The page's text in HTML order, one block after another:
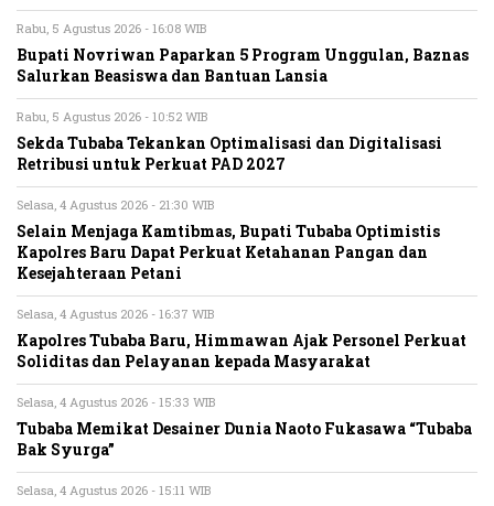
Rabu, 5 Agustus 2026 - 16:08 WIB
Bupati Novriwan Paparkan 5 Program Unggulan, Baznas
Salurkan Beasiswa dan Bantuan Lansia
Rabu, 5 Agustus 2026 - 10:52 WIB
Sekda Tubaba Tekankan Optimalisasi dan Digitalisasi
Retribusi untuk Perkuat PAD 2027
Selasa, 4 Agustus 2026 - 21:30 WIB
Selain Menjaga Kamtibmas, Bupati Tubaba Optimistis
Kapolres Baru Dapat Perkuat Ketahanan Pangan dan
Kesejahteraan Petani
Selasa, 4 Agustus 2026 - 16:37 WIB
Kapolres Tubaba Baru, Himmawan Ajak Personel Perkuat
Soliditas dan Pelayanan kepada Masyarakat
Selasa, 4 Agustus 2026 - 15:33 WIB
Tubaba Memikat Desainer Dunia Naoto Fukasawa “Tubaba
Bak Syurga”
Selasa, 4 Agustus 2026 - 15:11 WIB